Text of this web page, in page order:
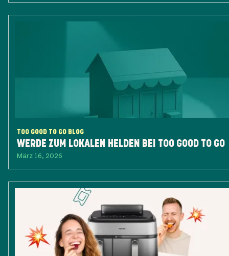
TOO GOOD TO GO BLOG
WERDE ZUM LOKALEN HELDEN BEI TOO GOOD TO GO
März 16, 2026